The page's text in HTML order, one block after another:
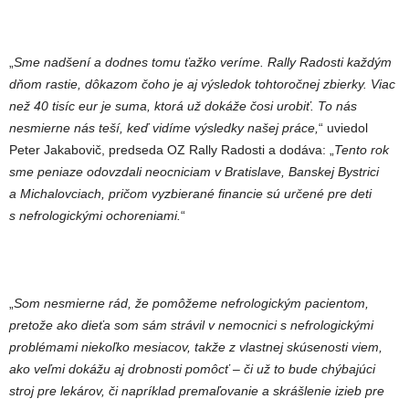
„Sme nadšení a dodnes tomu ťažko veríme. Rally Radosti každým
dňom rastie, dôkazom čoho je aj výsledok tohtoročnej zbierky. Viac
než 40 tisíc eur je suma, ktorá už dokáže čosi urobiť. To nás
nesmierne nás teší, keď vidíme výsledky našej práce,“ uviedol
Peter Jakabovič, predseda OZ Rally Radosti a dodáva: „Tento rok
sme peniaze odovzdali neocniciam v Bratislave, Banskej Bystrici
a Michalovciach, pričom vyzbierané financie sú určené pre deti
s nefrologickými ochoreniami.“
„Som nesmierne rád, že pomôžeme nefrologickým pacientom,
pretože ako dieťa som sám strávil v nemocnici s nefrologickými
problémami niekoľko mesiacov, takže z vlastnej skúsenosti viem,
ako veľmi dokážu aj drobnosti pomôcť – či už to bude chýbajúci
stroj pre lekárov, či napríklad premaľovanie a skrášlenie izieb pre